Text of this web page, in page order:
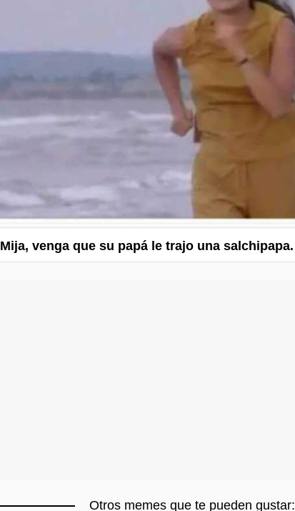
Mija, venga que su papá le trajo una salchipapa.
Otros memes que te pueden gustar: